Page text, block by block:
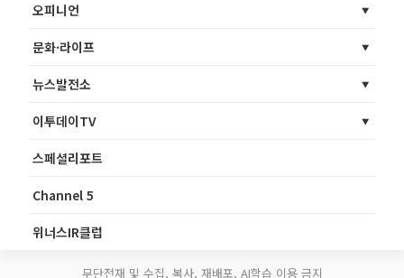
오피니언
문화·라이프
뉴스발전소
이투데이TV
스페셜리포트
Channel 5
위너스IR클럽
무단전재 및 수집, 복사, 재배포, AI학습 이용 금지